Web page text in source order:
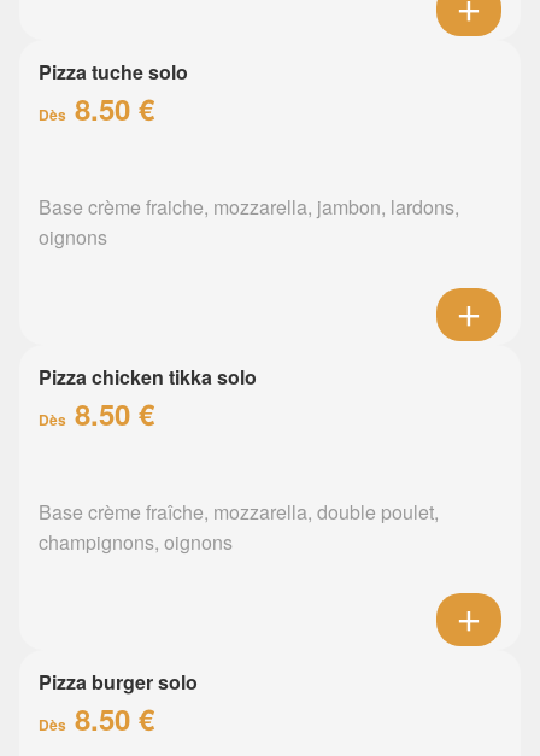
Pizza tuche solo
Dès 8.50 €
Base crème fraiche, mozzarella, jambon, lardons,
oignons
Pizza chicken tikka solo
Dès 8.50 €
Base crème fraîche, mozzarella, double poulet,
champignons, oignons
Pizza burger solo
Dès 8.50 €